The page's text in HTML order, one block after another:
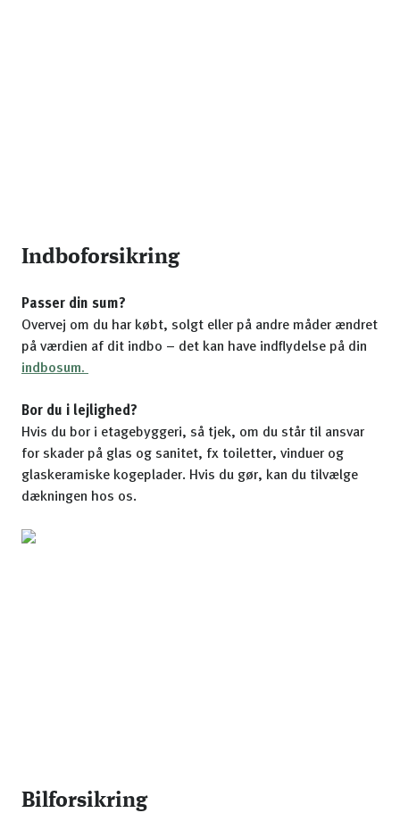
Indboforsikring
Passer din sum?
Overvej om du har købt, solgt eller på andre måder ændret
på værdien af dit indbo – det kan have indflydelse på din
indbosum.
Bor du i lejlighed?
Hvis du bor i etagebyggeri, så tjek, om du står til ansvar
for skader på glas og sanitet, fx toiletter, vinduer og
glaskeramiske kogeplader. Hvis du gør, kan du tilvælge
dækningen hos os.
Bilforsikring